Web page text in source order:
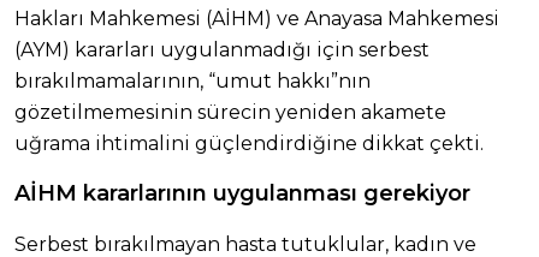
Hakları Mahkemesi (AİHM) ve Anayasa Mahkemesi
(AYM) kararları uygulanmadığı için serbest
bırakılmamalarının, “umut hakkı”nın
gözetilmemesinin sürecin yeniden akamete
uğrama ihtimalini güçlendirdiğine dikkat çekti.
AİHM kararlarının uygulanması gerekiyor
Serbest bırakılmayan hasta tutuklular, kadın ve